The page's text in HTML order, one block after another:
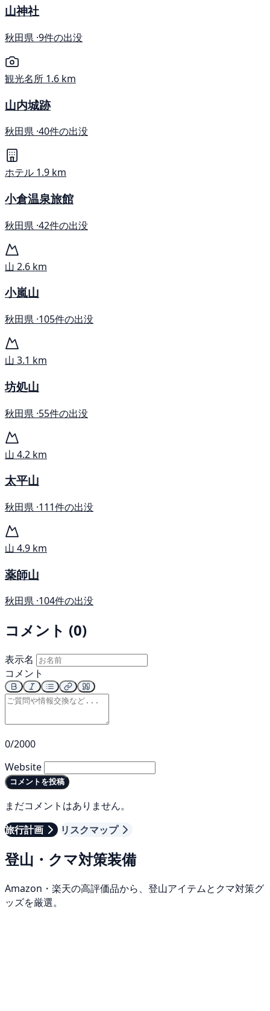
山神社
秋田県 ·9件の出没
観光名所 1.6 km
山内城跡
秋田県 ·40件の出没
ホテル 1.9 km
小倉温泉旅館
秋田県 ·42件の出没
山 2.6 km
小嵐山
秋田県 ·105件の出没
山 3.1 km
坊処山
秋田県 ·55件の出没
山 4.2 km
太平山
秋田県 ·111件の出没
山 4.9 km
薬師山
秋田県 ·104件の出没
コメント (0)
表示名
コメント
0/2000
Website
コメントを投稿
まだコメントはありません。
旅行計画
リスクマップ
登山・クマ対策装備
Amazon・楽天の高評価品から、登山アイテムとクマ対策グ
ッズを厳選。